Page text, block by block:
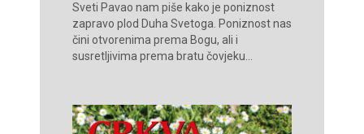
Sveti Pavao nam piše kako je poniznost
zapravo plod Duha Svetoga. Poniznost nas
čini otvorenima prema Bogu, ali i
susretljivima prema bratu čovjeku...